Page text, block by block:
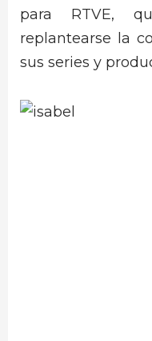
para RTVE,
replantearse la
sus series y